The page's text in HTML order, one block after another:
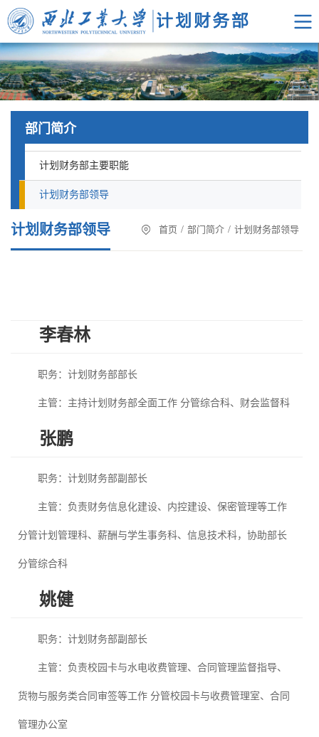
部门简介
计划财务部主要职能
计划财务部领导
计划财务部领导 首页 / 部门简介 / 计划财务部领导
李春林
职务：计划财务部部长
主管：主持计划财务部全面工作 分管综合科、财会监督科
张鹏
职务：计划财务部副部长
主管：负责财务信息化建设、内控建设、保密管理等工作
分管计划管理科、薪酬与学生事务科、信息技术科，协助部长
分管综合科
姚健
职务： 计划财务部副部长
主管：负责校园卡与水电收费管理、合同管理监督指导、
货物与服务类合同审签等工作 分管校园卡与收费管理室、合同
管理办公室